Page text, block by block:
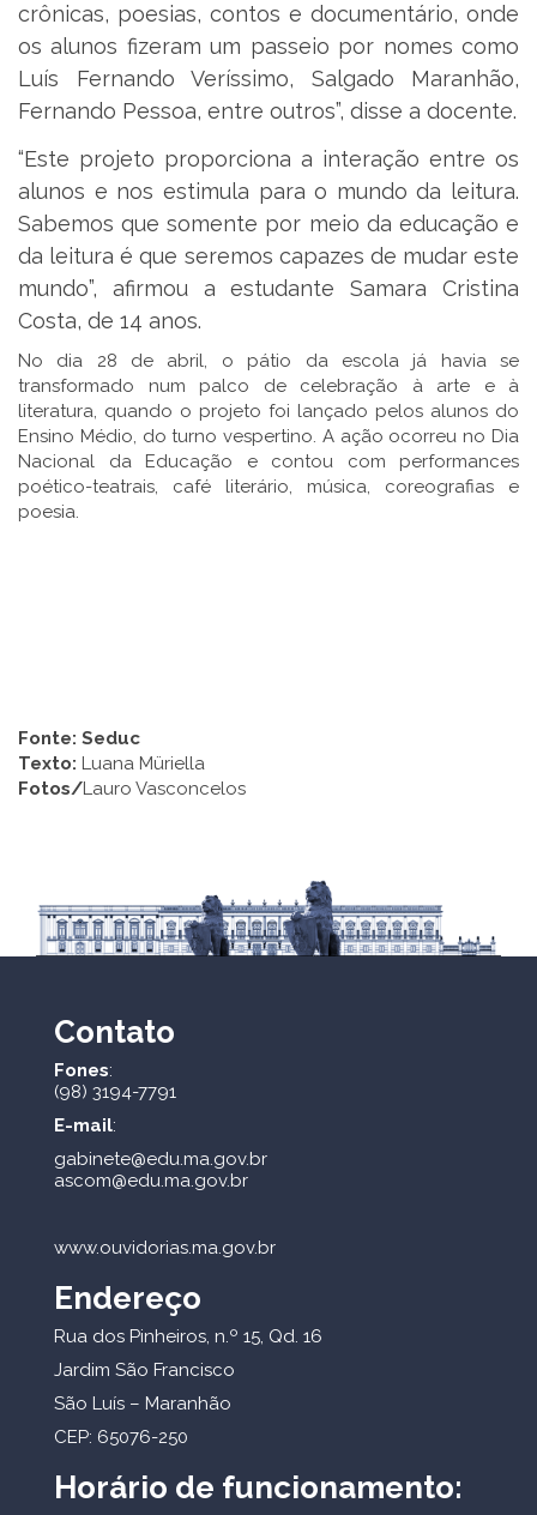
crônicas, poesias, contos e documentário, onde
os alunos fizeram um passeio por nomes como
Luís Fernando Veríssimo, Salgado Maranhão,
Fernando Pessoa, entre outros”, disse a docente.
“Este projeto proporciona a interação entre os
alunos e nos estimula para o mundo da leitura.
Sabemos que somente por meio da educação e
da leitura é que seremos capazes de mudar este
mundo”, afirmou a estudante Samara Cristina
Costa, de 14 anos.
No dia 28 de abril, o pátio da escola já havia se
transformado num palco de celebração à arte e à
literatura, quando o projeto foi lançado pelos alunos do
Ensino Médio, do turno vespertino. A ação ocorreu no Dia
Nacional da Educação e contou com performances
poético-teatrais, café literário, música, coreografias e
poesia.
Fonte: Seduc
Texto: Luana Müriella
Fotos/Lauro Vasconcelos
Contato
Fones:
(98) 3194-7791
E-mail:
gabinete@edu.ma.gov.br
ascom@edu.ma.gov.br
www.ouvidorias.ma.gov.br
Endereço
Rua dos Pinheiros, n.º 15, Qd. 16
Jardim São Francisco
São Luís – Maranhão
CEP: 65076-250
Horário de funcionamento: